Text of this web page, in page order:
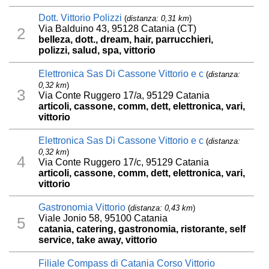
2
Dott. Vittorio Polizzi (distanza: 0,31 km)
Via Balduino 43, 95128 Catania (CT)
belleza, dott., dream, hair, parrucchieri,
polizzi, salud, spa, vittorio
3
Elettronica Sas Di Cassone Vittorio e c (distanza:
0,32 km)
Via Conte Ruggero 17/a, 95129 Catania
articoli, cassone, comm, dett, elettronica, vari,
vittorio
4
Elettronica Sas Di Cassone Vittorio e c (distanza:
0,32 km)
Via Conte Ruggero 17/c, 95129 Catania
articoli, cassone, comm, dett, elettronica, vari,
vittorio
5
Gastronomia Vittorio (distanza: 0,43 km)
Viale Jonio 58, 95100 Catania
catania, catering, gastronomia, ristorante, self
service, take away, vittorio
Filiale Compass di Catania Corso Vittorio